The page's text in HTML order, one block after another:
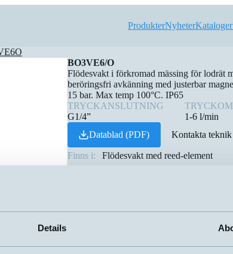
Details
ProdukterNyheterKataloger
BO3VE6/O
Flödesvakt i förkromad mässing för lodrät
beröringsfri avkänning med justerbar
15 bar. Max temp 100°C. IP65
TRYCKANSLUTNING
G1/4”
1-6 l/min
Datablad (PDF)
Kontakta teknik
Finns i: Flödesvakt med reed-element